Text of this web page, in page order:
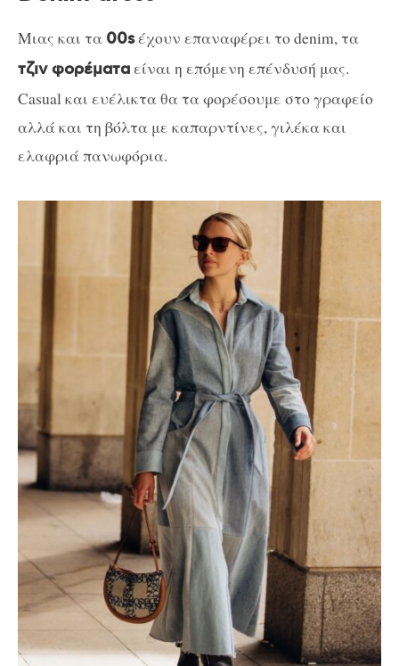
Μιας και τα 00sέχουν επαναφέρει το denim, τα
τζιν φορέματαείναι η επόμενη επένδυσή μας.
Casual και ευέλικτα θα τα φορέσουμε στο γραφείο
αλλά και τη βόλτα με καπαρντίνες, γιλέκα και
ελαφριά πανωφόρια.